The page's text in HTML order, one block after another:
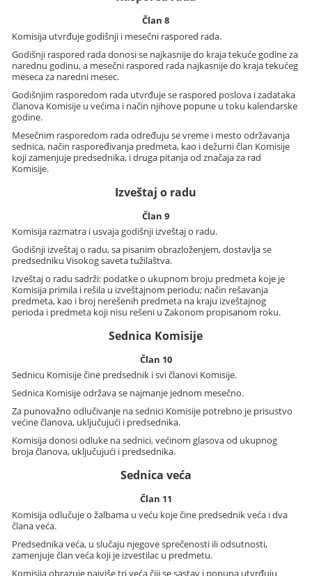
Član 8
Komisija utvrđuje godišnji i mesečni raspored rada.
Godišnji raspored rada donosi se najkasnije do kraja tekuće godine za
narednu godinu, a mesečni raspored rada najkasnije do kraja tekućeg
meseca za naredni mesec.
Godišnjim rasporedom rada utvrđuje se raspored poslova i zadataka
članova Komisije u većima i način njihove popune u toku kalendarske
godine.
Mesečnim rasporedom rada određuju se vreme i mesto održavanja
sednica, način raspoređivanja predmeta, kao i dežurni član Komisije
koji zamenjuje predsednika, i druga pitanja od značaja za rad
Komisije.
Izveštaj o radu
Član 9
Komisija razmatra i usvaja godišnji izveštaj o radu.
Godišnji izveštaj o radu, sa pisanim obrazloženjem, dostavlja se
predsedniku Visokog saveta tužilaštva.
Izveštaj o radu sadrži: podatke o ukupnom broju predmeta koje je
Komisija primila i rešila u izveštajnom periodu; način rešavanja
predmeta, kao i broj nerešenih predmeta na kraju izveštajnog
perioda i predmeta koji nisu rešeni u Zakonom propisanom roku.
Sednica Komisije
Član 10
Sednicu Komisije čine predsednik i svi članovi Komisije.
Sednica Komisije održava se najmanje jednom mesečno.
Za punovažno odlučivanje na sednici Komisije potrebno je prisustvo
većine članova, uključujući i predsednika.
Komisija donosi odluke na sednici, većinom glasova od ukupnog
broja članova, uključujući i predsednika.
Sednica veća
Član 11
Komisija odlučuje o žalbama u veću koje čine predsednik veća i dva
člana veća.
Predsednika veća, u slučaju njegove sprečenosti ili odsutnosti,
zamenjuje član veća koji je izvestilac u predmetu.
Komisija obrazuje najviše tri veća čiji se sastav i popuna utvrđuju